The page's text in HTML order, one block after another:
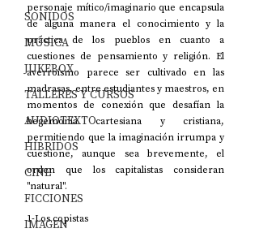
SONIDOS
MÚSICA
JUKEBOX
TALLERES Y CURSOS
AUDIOTEXTO
HÍBRIDOS
CINE
FICCIONES
IMAGEN
personaje mítico/imaginario que encapsula
de alguna manera el conocimiento y la
práctica de los pueblos en cuanto a
cuestiones de pensamiento y religión. El
averroísmo parece ser cultivado en las
madrasas, entre estudiantes y maestros, en
momentos de conexión que desafían la
hegemonía cartesiana y cristiana,
permitiendo que la imaginación irrumpa y
cuestione, aunque sea brevemente, el
orden que los capitalistas consideran
"natural".
1-Los copistas